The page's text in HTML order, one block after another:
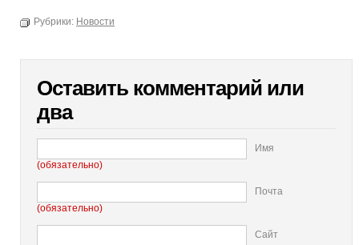
Рубрики: Новости
Оставить комментарий или
два
Имя
(обязательно)
Почта
(обязательно)
Сайт